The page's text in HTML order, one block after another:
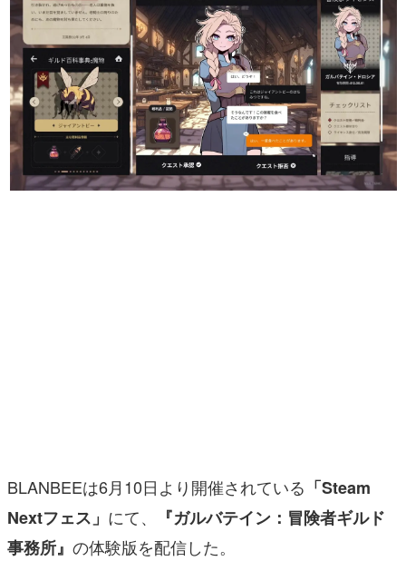
日本モバイルゲーム産業史
日本のモバイルゲーム史における主要なトピック・タイト
ルを網羅するほか、開発者へのインタビューや識者による
解説を掲載。約20年の歴史が一望できる決定版！
若ゲのいたり〜ゲームクリエイターの青春〜
『うつヌケ』『ペンと箸』等で知られるマンガ家・田中圭
一先生によるゲーム業界レポートマンガです。
なんでゲームは面白い？
ゲーム開発者・hamatsu氏がゲームの魅力を画面や操作の
具体的な形から解き明かしていく、硬派で骨太な評論連載
その他
電ファミニコゲーマーとは？
BLANBEEは6月10日より開催されている 「Steam
Nextフェス」 にて、
『ガルバテイン：冒険者ギルド
事務所』 の体験版を配信した。